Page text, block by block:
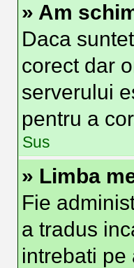
» Am
Daca
corect dar
serverului
pentru a
Sus
» Limba
Fie
a tradus
intrebati pe